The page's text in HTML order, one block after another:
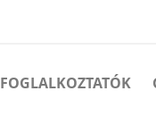
FOGLALKOZTATÓK